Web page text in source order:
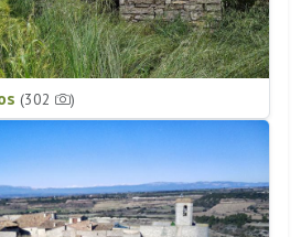
(302 )